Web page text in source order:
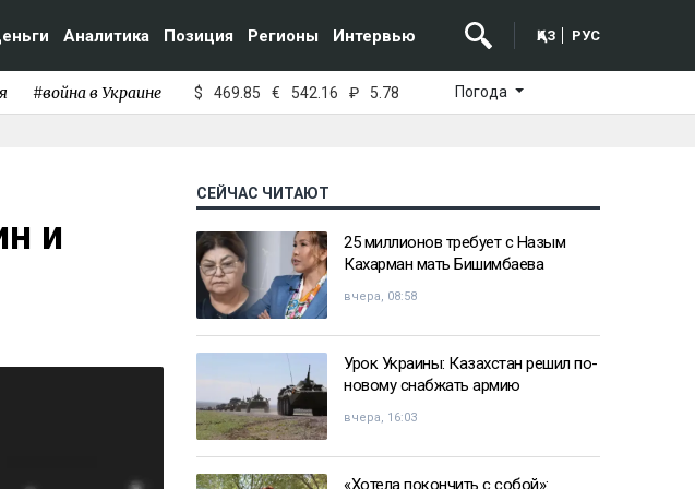
Аналитика Позиция Регионы Интервью ҚАЗ РУС
#война в Украине $ 469.85 € 542.16 ₽ 5.78 Погода
и
СЕЙЧАС ЧИТАЮТ
25 миллионов требует с Назым
Кахарман мать Бишимбаева
вчера, 08:58
Урок Украины: Казахстан решил по-
новому снабжать армию
вчера, 16:03
«Хотела покончить с собой»: